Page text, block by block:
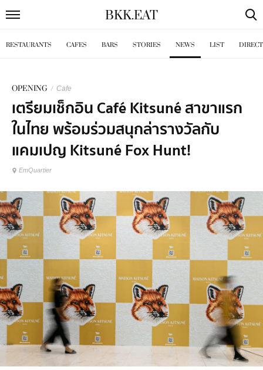
BKK.EAT
RESTAURANTS CAFES BARS STORIES NEWS LIST
OPENING / Cafe
เตรียมเช็กอิน Café Kitsuné สาขาแรก
ในไทย พร้อมร่วมสนุกล่ารางวัลกับ
แคมเปญ Kitsuné Fox Hunt!
EmQuartier